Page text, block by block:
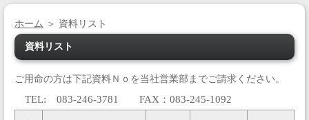
ホーム ＞ 資料リスト
資料リスト
ご用命の方は下記資料Ｎｏを当社営業部までご請求ください。
TEL: 083-246-3781 FAX：083-245-1092